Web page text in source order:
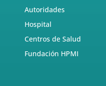
Autoridades
Hospital
Centros de Salud
Fundación HPMI